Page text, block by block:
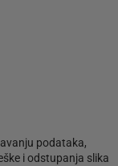
podataka,
i odstupanja slika